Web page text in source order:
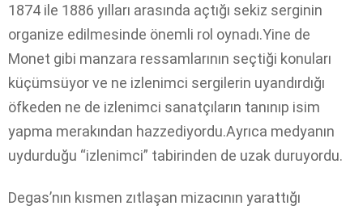
1874 ile 1886 yılları arasında açtığı sekiz serginin
organize edilmesinde önemli rol oynadı.Yine de
Monet gibi manzara ressamlarının seçtiği konuları
küçümsüyor ve ne izlenimci sergilerin uyandırdığı
öfkeden ne de izlenimci sanatçıların tanınıp isim
yapma merakından hazzediyordu.Ayrıca medyanın
uydurduğu “izlenimci” tabirinden de uzak duruyordu.
Degas’nın kısmen zıtlaşan mizacının yarattığı